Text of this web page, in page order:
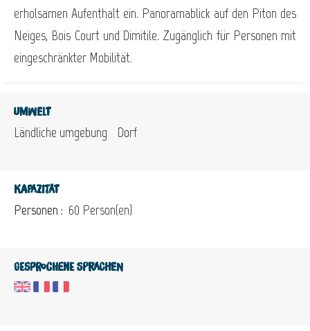
erholsamen Aufenthalt ein. Panoramablick auf den Piton des
Neiges, Bois Court und Dimitile. Zugänglich für Personen mit
eingeschränkter Mobilität.
Umwelt
Ländliche umgebung Dorf
Kapazität
Personen : 60 Person(en)
Gesprochene Sprachen